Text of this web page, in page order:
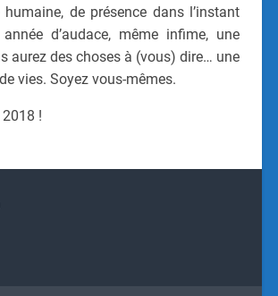
de présence dans l’instant
d’audace, même infime, une
aurez des choses à (vous) dire… une
vies. Soyez vous-mêmes.
2018 !